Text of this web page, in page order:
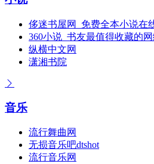
侈迷书屋网_免费全本小说在
360小说_书友最值得收藏的
纵横中文网
潇湘书院
音乐
流行舞曲网
无损音乐吧dtshot
流行音乐网